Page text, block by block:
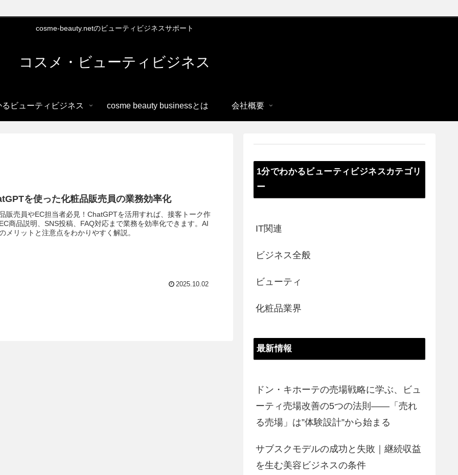
cosme-beauty.netのビューティビジネスサポート
コスメ・ビューティビジネス
ビューティビジネス cosme beauty businessとは 会社概要
を使った化粧品販売員の業務効率化
販売員やEC担当者必見！ChatGPTを活用すれば、接客トーク作
商品説明、SNS投稿、FAQ対応まで業務を効率化できます。AI
メリットと注意点をわかりやすく解説。
2025.10.02
1分でわかるビューティビジネスカテゴリ
ー
IT関連
ビジネス全般
ビューティ
化粧品業界
最新情報
ドン・キホーテの売場戦略に学ぶ、ビュ
ーティ売場改善の5つの法則――「売れ
る売場」は”体験設計”から始まる
サブスクモデルの成功と失敗｜継続収益
を生む美容ビジネスの条件